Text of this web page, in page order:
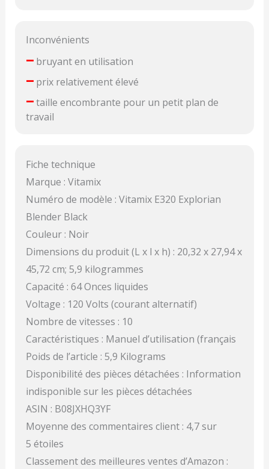
Inconvénients
–bruyant en utilisation
–prix relativement élevé
–taille encombrante pour un petit plan de
travail
Fiche technique
Marque : Vitamix
Numéro de modèle : Vitamix E320 Explorian
Blender Black
Couleur : Noir
Dimensions du produit (L x l x h) : 20,32 x 27,94 x
45,72 cm; 5,9 kilogrammes
Capacité : 64 Onces liquides
Voltage : 120 Volts (courant alternatif)
Nombre de vitesses : 10
Caractéristiques : Manuel d’utilisation (français
Poids de l’article : 5,9 Kilograms
Disponibilité des pièces détachées : Information
indisponible sur les pièces détachées
ASIN : B08JXHQ3YF
Moyenne des commentaires client : 4,7 sur
5 étoiles
Classement des meilleures ventes d’Amazon :